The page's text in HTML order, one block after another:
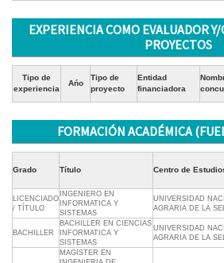
EXPERIENCIA COMO EVALUADOR
PROYECTOS
Tipo de
experiencia
Ańo
Tipo de
proyecto
Entidad
financiadora
FORMACIÓN ACADÉMICA
Grado Título Centro de
LICENCIADO
/ TÍTULO
INGENIERO EN
INFORMATICA Y
SISTEMAS
UNIVERSIDAD
AGRARIA DE LA
BACHILLER
BACHILLER EN CIENCIAS
INFORMATICA Y
SISTEMAS
UNIVERSIDAD
AGRARIA DE LA
MAGISTER EN